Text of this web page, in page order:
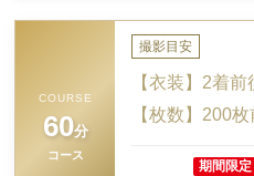
COURSE
60分
コース
撮影目安
【衣装】2着前
【枚数】200
期間限定